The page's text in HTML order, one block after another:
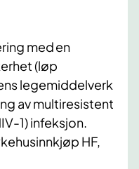
med en
(løp
legemiddelverk
av multiresistent
1) infeksjon.
HF,